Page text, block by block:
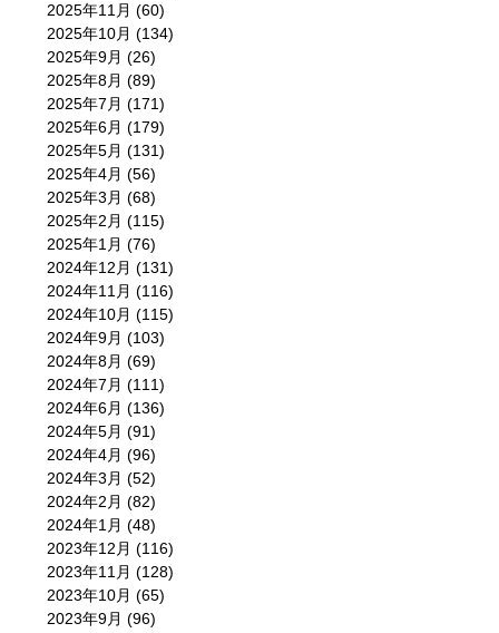
2025年11月 (60)
2025年10月 (134)
2025年9月 (26)
2025年8月 (89)
2025年7月 (171)
2025年6月 (179)
2025年5月 (131)
2025年4月 (56)
2025年3月 (68)
2025年2月 (115)
2025年1月 (76)
2024年12月 (131)
2024年11月 (116)
2024年10月 (115)
2024年9月 (103)
2024年8月 (69)
2024年7月 (111)
2024年6月 (136)
2024年5月 (91)
2024年4月 (96)
2024年3月 (52)
2024年2月 (82)
2024年1月 (48)
2023年12月 (116)
2023年11月 (128)
2023年10月 (65)
2023年9月 (96)